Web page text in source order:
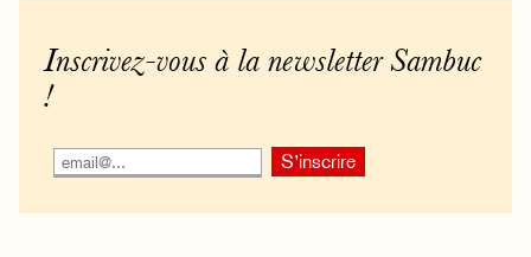
Inscrivez-vous à la newsletter Sambuc
!